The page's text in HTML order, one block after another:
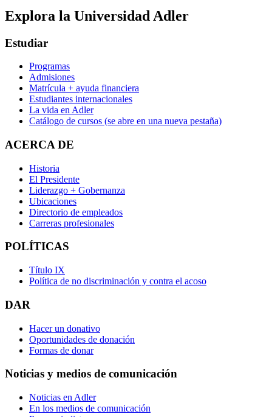
Explora la Universidad Adler
Estudiar
Programas
Admisiones
Matrícula + ayuda financiera
Estudiantes internacionales
La vida en Adler
Catálogo de cursos (se abre en una nueva pestaña)
ACERCA DE
Historia
El Presidente
Liderazgo + Gobernanza
Ubicaciones
Directorio de empleados
Carreras profesionales
POLÍTICAS
Título IX
Política de no discriminación y contra el acoso
DAR
Hacer un donativo
Oportunidades de donación
Formas de donar
Noticias y medios de comunicación
Noticias en Adler
En los medios de comunicación